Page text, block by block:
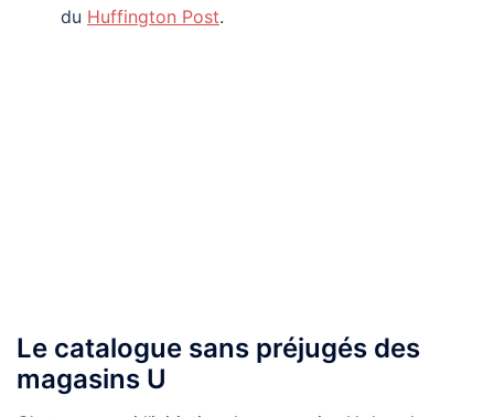
du Huffington Post.
Le catalogue sans préjugés des
magasins U